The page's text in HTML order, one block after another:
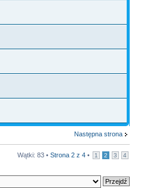
Następna strona
Wątki: 83 •Strona2 z4 • 1 2 3 4